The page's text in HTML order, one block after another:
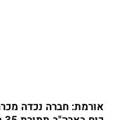
אורמת: חברה נכדה